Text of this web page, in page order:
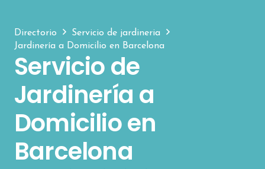
Directorio
Servicio de jardineria
Jardinería a Domicilio en Barcelona
Servicio de
Jardinería a
Domicilio en
Barcelona